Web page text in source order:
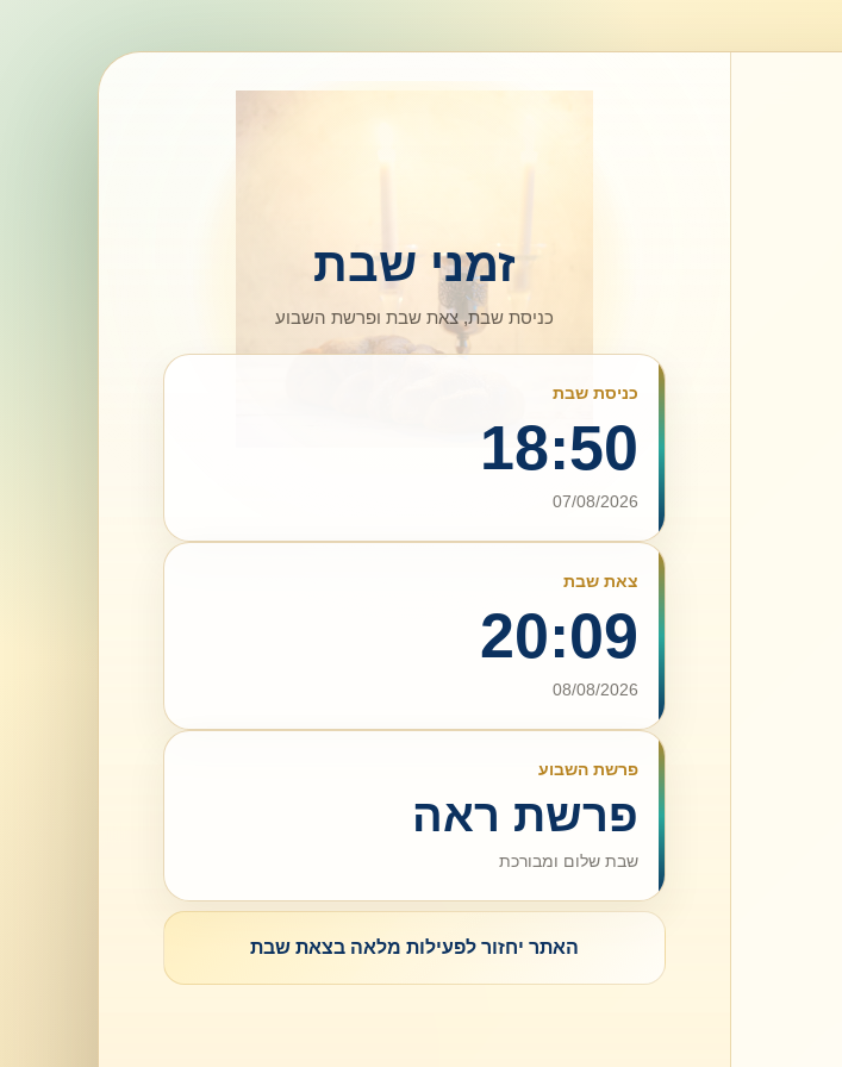
זמני שבת
כניסת שבת, צאת שבת ופרשת השבוע
כניסת שבת
18:50
07/08/2026
צאת שבת
20:09
08/08/2026
פרשת השבוע
פרשת ראה
שבת שלום ומבורכת
האתר יחזור לפעילות מלאה בצאת שבת